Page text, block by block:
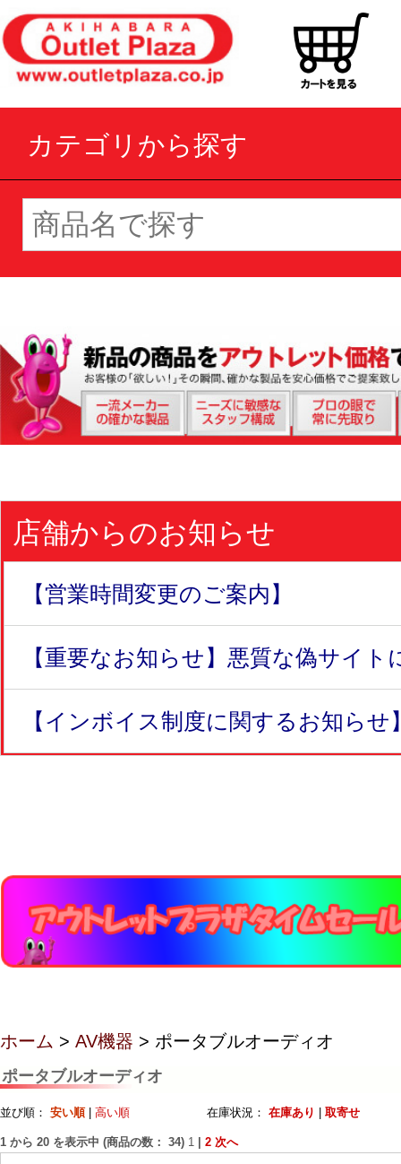
カテゴリから探す
店舗からのお知らせ
【営業時間変更のご案内】
【重要なお知らせ】悪質な偽サイト
【インボイス制度に関するお知らせ
ホーム > AV機器 > ポータブルオーディオ
ポータブルオーディオ
並び順： 安い順| 高い順 在庫状況： 在庫あり 取寄せ
1 から 20 を表示中 (商品の数： 34) 1 2 次へ